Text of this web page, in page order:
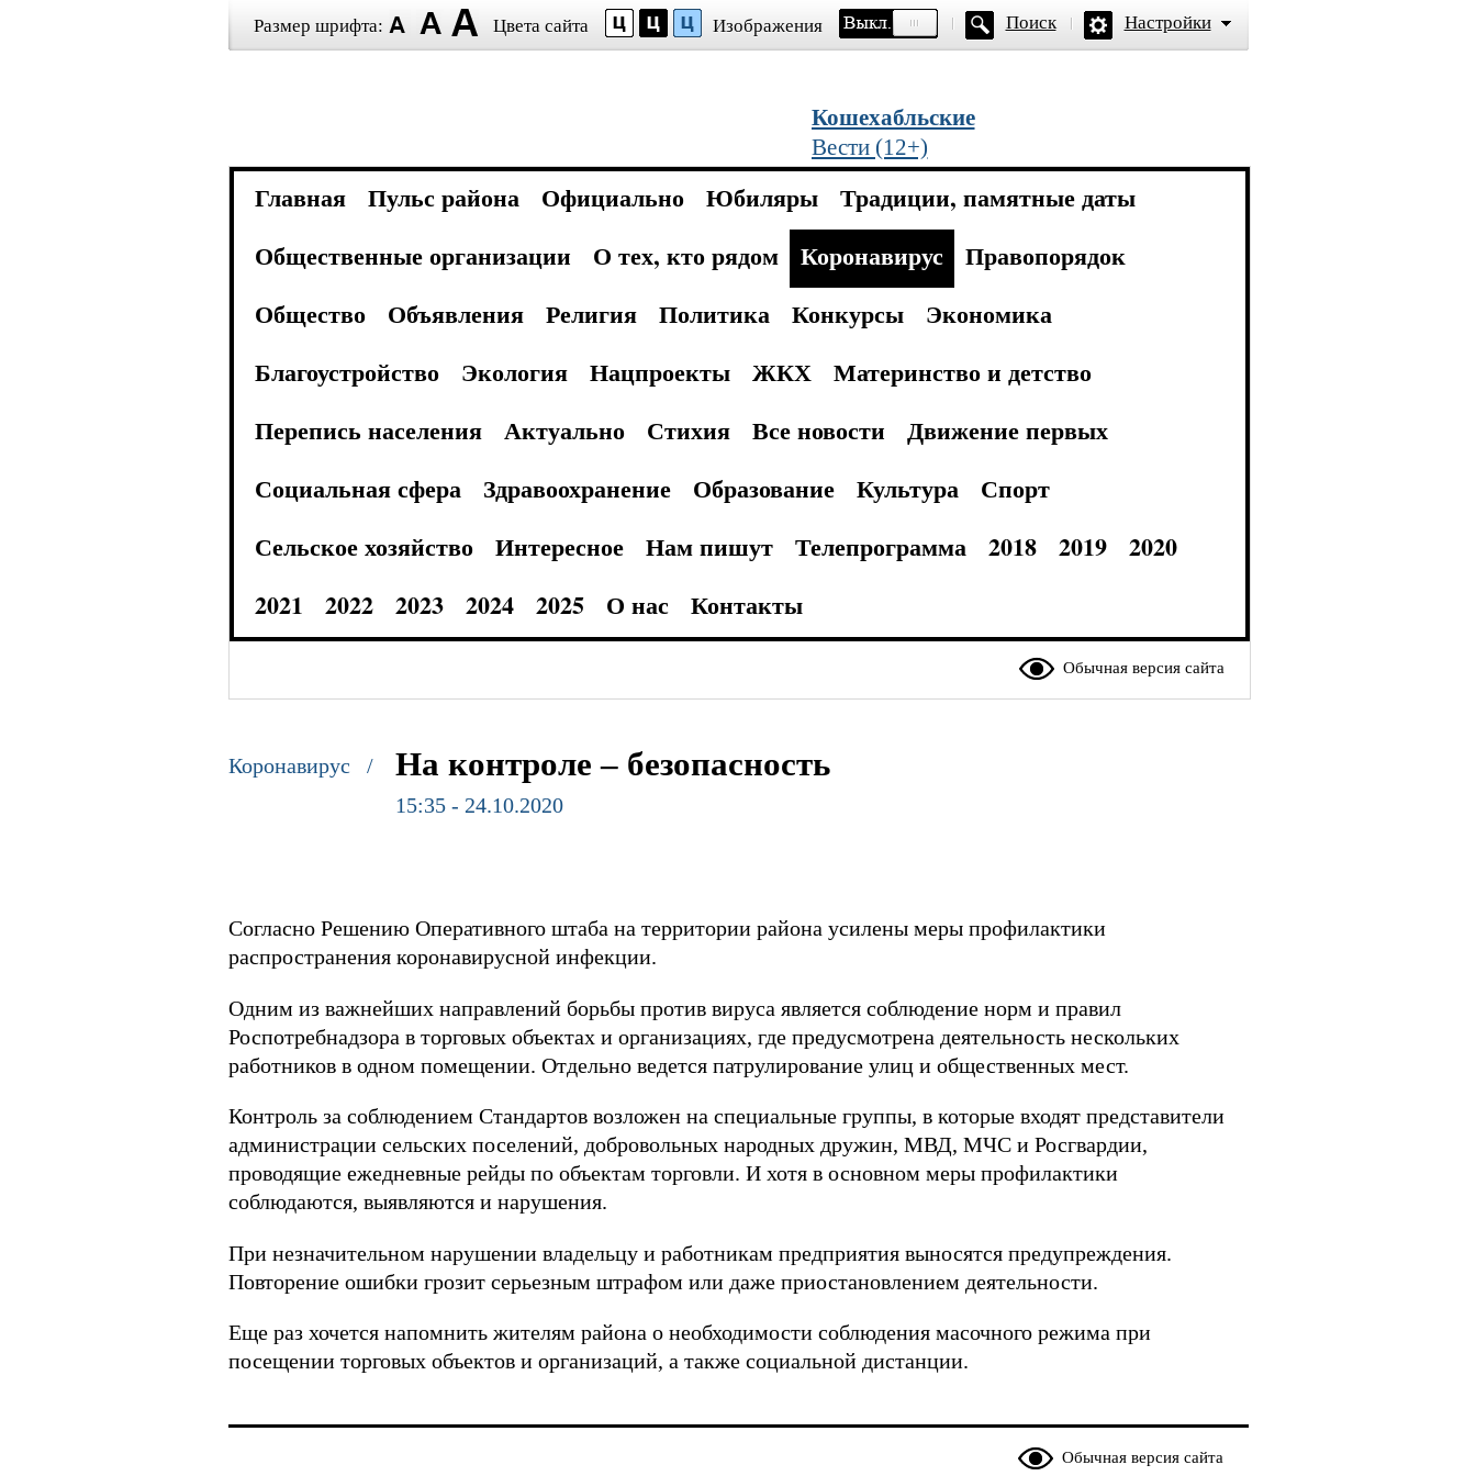
Размер шрифта: Цвета сайта Изображения Поиск Настройки
Кошехабльские
Вести (12+)
Главная Пульс района Официально Юбиляры
Традиции, памятные даты
Общественные организации
О тех, кто рядом Коронавирус
Правопорядок
Общество
Объявления Религия Политика Конкурсы
Экономика
Благоустройство
Экология Нацпроекты ЖКХ
Материнство и детство
Перепись населения
Актуально Стихия Все новости
Движение первых
Социальная сфера
Здравоохранение Образование Культура
Спорт
Сельское хозяйство
Интересное Нам пишут Телепрограмма 2018 2019
2020
2021
2022 2023 2024 2025 О нас Контакты
Обычная версия сайта
Коронавирус / На контроле – безопасность
15:35 - 24.10.2020
Согласно Решению Оперативного штаба на территории района усилены меры профилактики
распространения коронавирусной инфекции.
Одним из важнейших направлений борьбы против вируса является соблюдение норм и правил
Роспотребнадзора в торговых объектах и организациях, где предусмотрена деятельность нескольких
работников в одном помещении. Отдельно ведется патрулирование улиц и общественных мест.
Контроль за соблюдением Стандартов возложен на специальные группы, в которые входят представители
администрации сельских поселений, добровольных народных дружин, МВД, МЧС и Росгвардии,
проводящие ежедневные рейды по объектам торговли. И хотя в основном меры профилактики
соблюдаются, выявляются и нарушения.
При незначительном нарушении владельцу и работникам предприятия выносятся предупреждения.
Повторение ошибки грозит серьезным штрафом или даже приостановлением деятельности.
Еще раз хочется напомнить жителям района о необходимости соблюдения масочного режима при
посещении торговых объектов и организаций, а также социальной дистанции.
Обычная версия сайта